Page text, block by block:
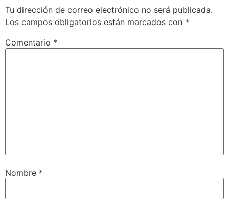
Tu dirección de correo electrónico no será publicada.
Los campos obligatorios están marcados con *
Comentario *
Nombre *